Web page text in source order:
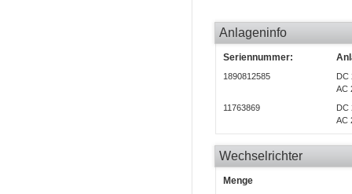
Anlageninfo
Seriennummer:
1890812585
DC
AC
11763869
DC
AC
Wechselrichter
Menge